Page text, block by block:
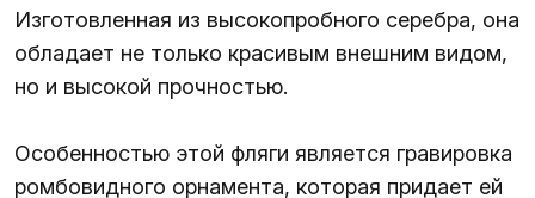
Изготовленная из высокопробного серебра, она
обладает не только красивым внешним видом,
но и высокой прочностью.
Особенностью этой фляги является гравировка
ромбовидного орнамента, которая придает ей